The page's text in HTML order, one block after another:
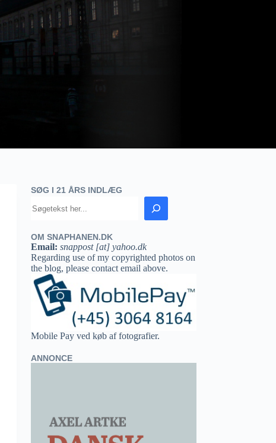
SØG I 21 ÅRS INDLÆG
OM SNAPHANEN.DK
Email: snappost [at] yahoo.dk
Regarding use of my copyrighted photos on
the blog, please contact email above.
Mobile Pay ved køb af fotografier.
ANNONCE